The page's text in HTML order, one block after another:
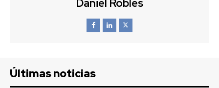
Daniel Robles
Últimas noticias